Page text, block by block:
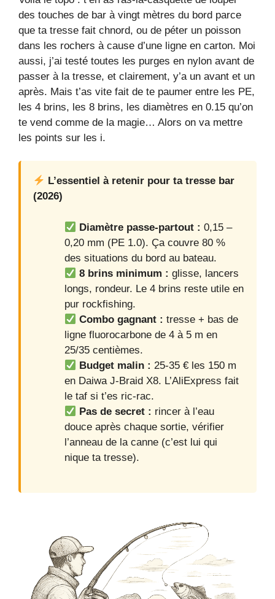
des touches de bar à vingt mètres du bord parce
que ta tresse fait chnord, ou de péter un poisson
dans les rochers à cause d’une ligne en carton. Moi
aussi, j’ai testé toutes les purges en nylon avant de
passer à la tresse, et clairement, y’a un avant et un
après. Mais t’as vite fait de te paumer entre les PE,
les 4 brins, les 8 brins, les diamètres en 0.15 qu’on
te vend comme de la magie… Alors on va mettre
les points sur les i.
L’essentiel à retenir pour ta tresse bar
(2026)
Diamètre passe-partout : 0,15 –
0,20 mm (PE 1.0). Ça couvre 80 %
des situations du bord au bateau.
8 brins minimum : glisse, lancers
longs, rondeur. Le 4 brins reste utile en
pur rockfishing.
Combo gagnant : tresse + bas de
ligne fluorocarbone de 4 à 5 m en
25/35 centièmes.
Budget malin : 25-35 € les 150 m
en Daiwa J-Braid X8. L’AliExpress fait
le taf si t’es ric-rac.
Pas de secret : rincer à l’eau
douce après chaque sortie, vérifier
l’anneau de la canne (c’est lui qui
nique ta tresse).